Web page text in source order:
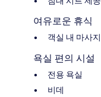
여유로운 휴식
객실 내 마사지
욕실 편의 시설
전용 욕실
비데